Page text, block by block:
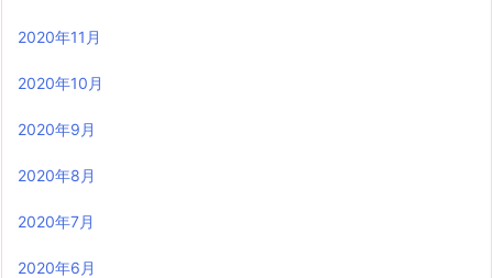
2020年11月
2020年10月
2020年9月
2020年8月
2020年7月
2020年6月